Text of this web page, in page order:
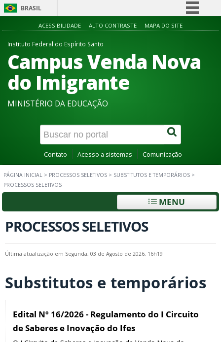
BRASIL
Simplifique!
Participe
Acesso à informação
ACESSIBILIDADE ALTO CONTRASTE MAPA DO SITE
Instituto Federal do Espírito Santo
Campus Venda Nova
do Imigrante
MINISTÉRIO DA EDUCAÇÃO
Contato Acesso a sistemas Comunicação
PÁGINA INICIAL > PROCESSOS SELETIVOS > SUBSTITUTOS E TEMPORÁRIOS >
PROCESSOS SELETIVOS
MENU
PROCESSOS SELETIVOS
Última atualização em Segunda, 03 de Agosto de 2026, 16h19
Substitutos e temporários
Edital Nº 16/2026 - Regulamento do I Circuito
de Saberes e Inovação do Ifes